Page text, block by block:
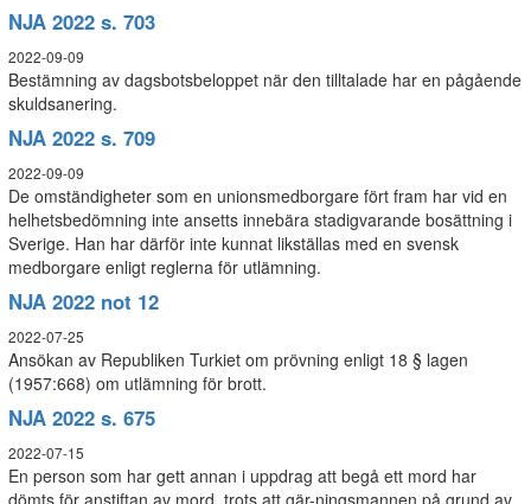
NJA 2022 s. 703
2022-09-09
Bestämning av dagsbotsbeloppet när den tilltalade har en pågående
skuldsanering.
NJA 2022 s. 709
2022-09-09
De omständigheter som en unionsmedborgare fört fram har vid en
helhetsbedömning inte ansetts innebära stadigvarande bosättning i
Sverige. Han har därför inte kunnat likställas med en svensk
medborgare enligt reglerna för utlämning.
NJA 2022 not 12
2022-07-25
Ansökan av Republiken Turkiet om prövning enligt 18 § lagen
(1957:668) om utlämning för brott.
NJA 2022 s. 675
2022-07-15
En person som har gett annan i uppdrag att begå ett mord har
dömts för anstiftan av mord, trots att gär-ningsmannen på grund av